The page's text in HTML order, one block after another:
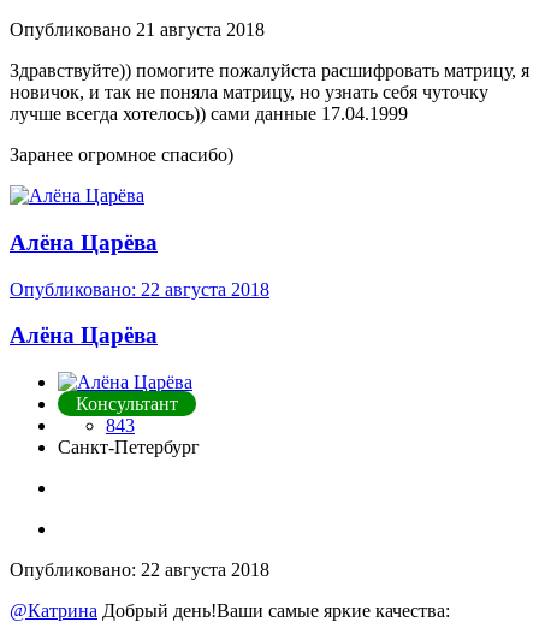
Опубликовано 21 августа 2018
Здравствуйте)) помогите пожалуйста расшифровать матрицу, я
новичок, и так не поняла матрицу, но узнать себя чуточку
лучше всегда хотелось)) сами данные 17.04.1999
Заранее огромное спасибо)
Алёна Царёва
Опубликовано: 22 августа 2018
Алёна Царёва
Консультант
843
Санкт-Петербург
Опубликовано: 22 августа 2018
@Катрина Добрый день!Ваши самые яркие качества: